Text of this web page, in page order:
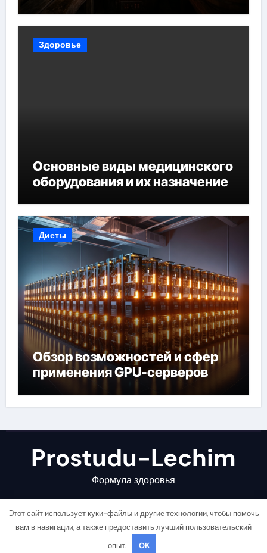
Здоровье
Основные виды медицинского
оборудования и их назначение
Диеты
Обзор возможностей и сфер
применения GPU-серверов
Prostudu-Lechim
Формула здоровья
Copyright © All rights reserved |
Этот сайт использует куки-файлы и другие технологии, чтобы помочь
вам в навигации, а также предоставить лучший пользовательский
опыт.
OK